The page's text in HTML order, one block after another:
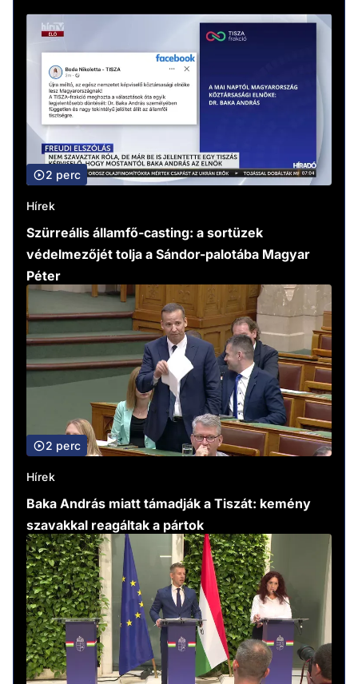
2 perc
Hírek
Szürreális államfő-casting: a sortüzek
védelmezőjét tolja a Sándor-palotába Magyar
Péter
2 perc
Hírek
Baka András miatt támadják a Tiszát: kemény
szavakkal reagáltak a pártok